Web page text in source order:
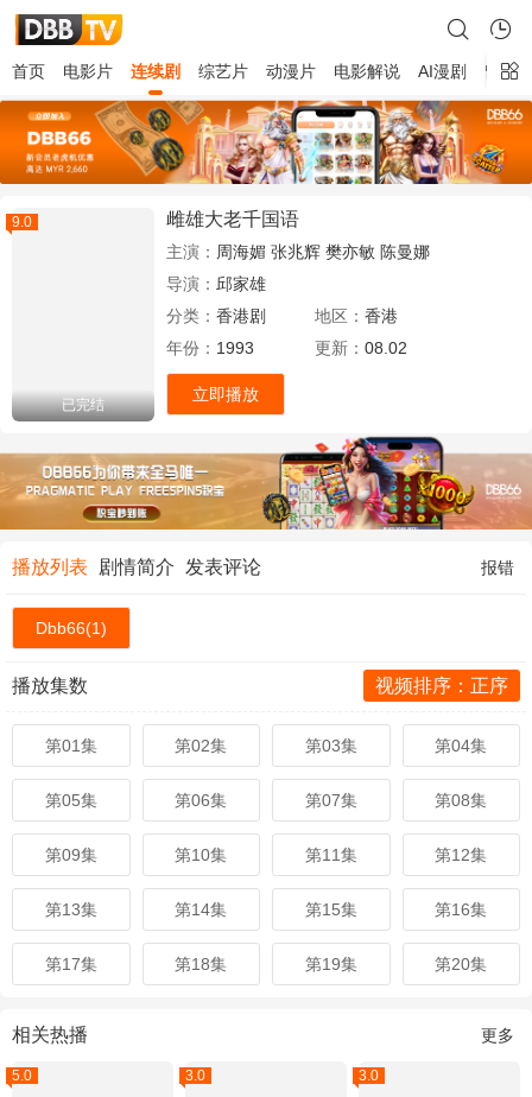
首页 电影片 连续剧 综艺片 动漫片 电影解说 AI漫剧 留言
9.0
已完结
雌雄大老千国语
主演： 周海媚 张兆辉 樊亦敏 陈曼娜
导演： 邱家雄
分类： 香港剧 地区： 香港
年份： 1993 更新： 08.02
立即播放
播放列表 剧情简介 发表评论 报错
Dbb66(1)
播放集数 视频排序：正序
第01集 第02集 第03集 第04集
第05集 第06集 第07集 第08集
第09集 第10集 第11集 第12集
第13集 第14集 第15集 第16集
第17集 第18集 第19集 第20集
相关热播 更多
5.0 3.0 3.0